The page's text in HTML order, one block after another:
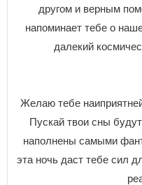
другом и верным
напоминает тебе о
далекий
Желаю тебе
Пускай твои сны
наполнены самыми
эта ночь даст тебе сил